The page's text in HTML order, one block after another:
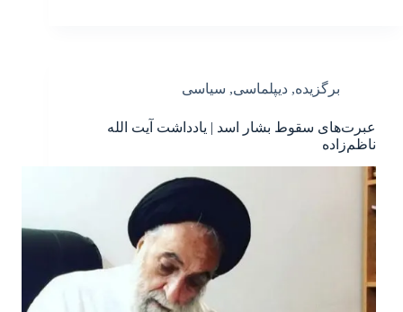
برگزیده, دیپلماسی, سیاسی
عبرت‌های سقوط بشار اسد | یادداشت آیت الله
ناظم‌زاده